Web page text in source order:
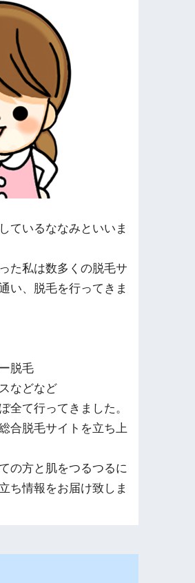
ているななみといいま
た私は数多くの脱毛サ
い、脱毛を行ってきま
脱毛
などなど
全て行ってきました。
合脱毛サイトを立ち上
の方と肌をつるつるに
ち情報をお届け致しま